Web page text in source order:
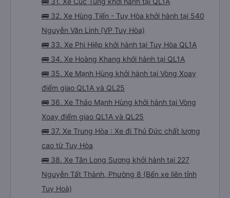
🚌 32. Xe Hùng Tiến - Tuy Hòa khởi hành tại 540
Nguyễn Văn Linh (VP Tuy Hòa)
🚌 33. Xe Phi Hiệp khởi hành tại Tuy Hòa QL1A
🚌 34. Xe Hoàng Khang khởi hành tại QL1A
🚌 35. Xe Mạnh Hùng khởi hành tại Vòng Xoay
điểm giao QL1A và QL25
🚌 36. Xe Thảo Mạnh Hùng khởi hành tại Vòng
Xoay điểm giao QL1A và QL25
🚌 37. Xe Trung Hòa : Xe đi Thủ Đức chất lượng
cao từ Tuy Hòa
🚌 38. Xe Tân Long Sương khởi hành tại 227
Nguyễn Tất Thành, Phường 8 (Bến xe liên tỉnh
Tuy Hoà)